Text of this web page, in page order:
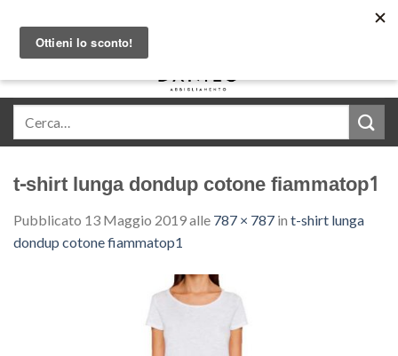
content
t-shirt lunga dondup cotone fiammatop1
Pubblicato 13 Maggio 2019alle 787 × 787 in t-shirt lunga
dondup cotone fiammatop1